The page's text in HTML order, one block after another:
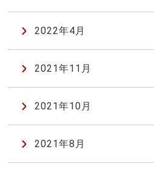
2022年4月
2021年11月
2021年10月
2021年8月